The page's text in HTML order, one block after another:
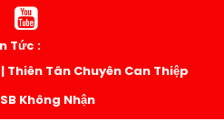
Tức :
Lạch Cạch: Sơ Cứu Chuẩn
Gia